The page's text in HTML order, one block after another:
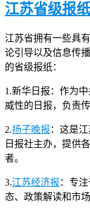
江苏省级报纸
江苏省拥有一些具
论引导以及信息传
的省级报纸：
1.新华日报：作为
威性的日报，负责
2.扬子晚报 ：这是
日报社主办，提供
者。
3.江苏经济报 ：专
态、政策解读和市